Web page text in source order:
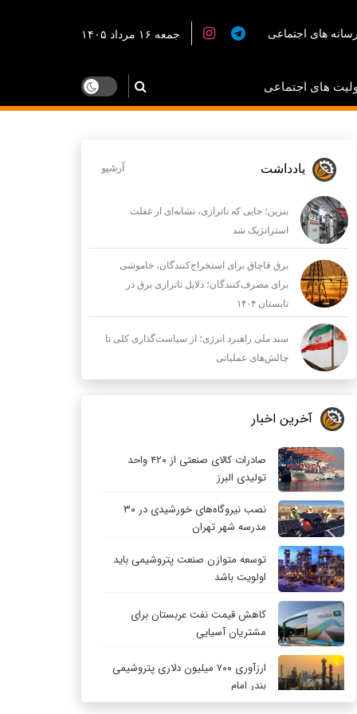
های اجتماعی جمعه ۱۶ مرداد ۱۴۰۵
های اجتماعی
یادداشت آرشیو
بنزین؛ جایی که ناترازی، نشانه‌ای از غفلت
استراتژیک شد
برق قاچاق برای استخراج‌کنندگان، خاموشی
برای مصرف‌کنندگان؛ دلایل ناترازی برق در
تابستان ۱۴۰۴
سند ملی راهبرد انرژی؛ از سیاست‌گذاری کلی تا
چالش‌های عملیاتی
آخرین اخبار
صادرات کالای صنعتی از ۴۲۰ واحد
تولیدی البرز
نصب نیروگاه‌های خورشیدی در ۳۰
مدرسه شهر تهران
توسعه متوازن صنعت پتروشیمی باید
اولویت باشد
کاهش قیمت نفت عربستان برای
مشتریان آسیایی
ارزآوری ۷۰۰ میلیون دلاری پتروشیمی
بندر امام